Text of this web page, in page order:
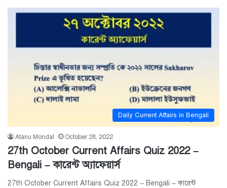
Daily Current Affairs in Bengali
Atanu Mondal October 28, 2022
27th October Current Affairs Quiz 2022 –
Bengali – কারেন্ট অ্যাফেয়ার্স
27th October Current Affairs Quiz 2022 – Bengali – কারেন্ট